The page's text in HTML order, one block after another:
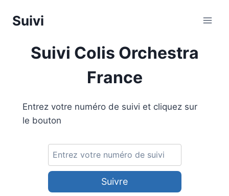
Suivi
Suivi Colis Orchestra
France
Entrez votre numéro de suivi et cliquez sur
le bouton
Suivre